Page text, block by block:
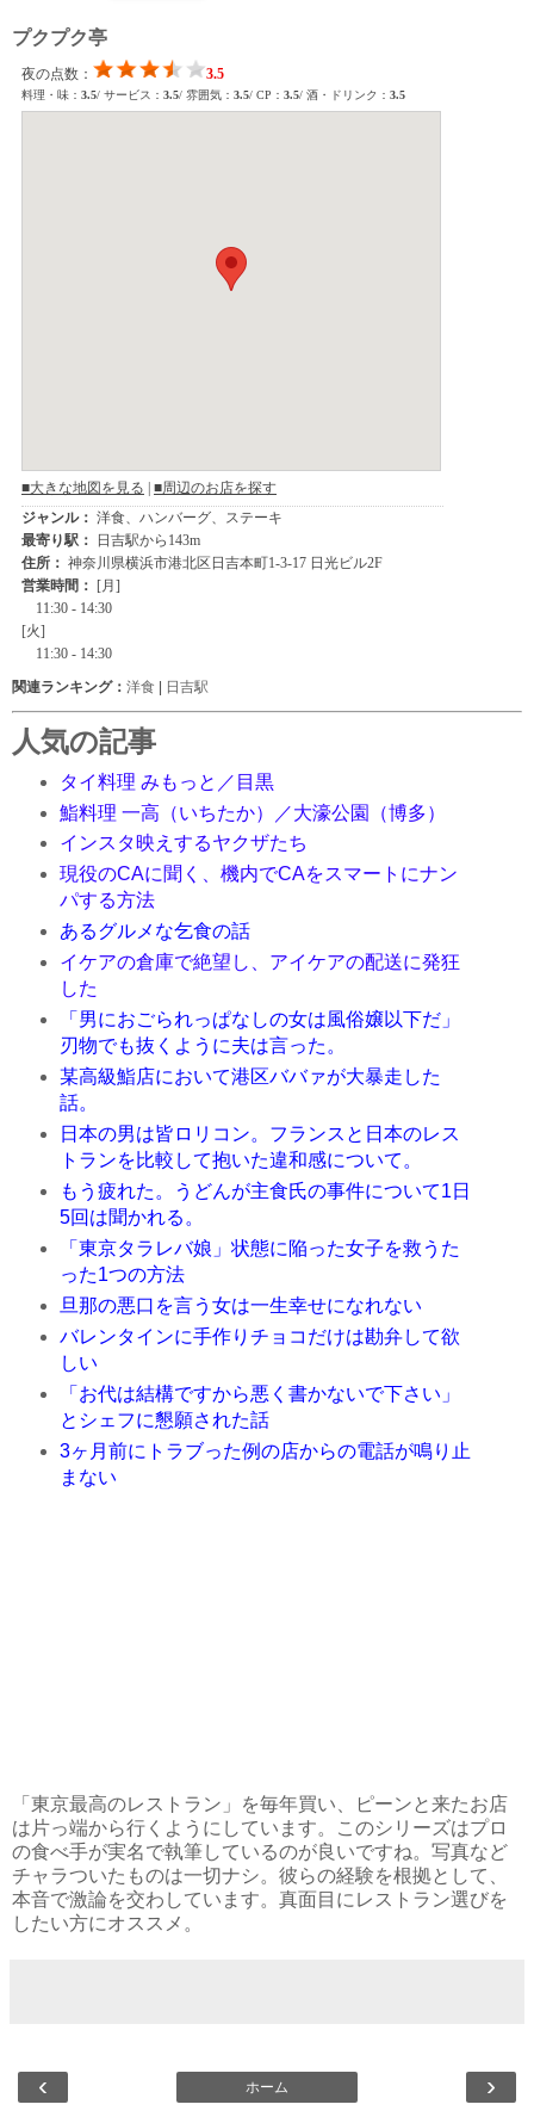
プクプク亭
関連ランキング： 洋食 | 日吉駅
人気の記事
タイ料理 みもっと／目黒
鮨料理 一高（いちたか）／大濠公園（博多）
インスタ映えするヤクザたち
現役のCAに聞く、機内でCAをスマートにナン
パする方法
あるグルメな乞食の話
イケアの倉庫で絶望し、アイケアの配送に発狂
した
「男におごられっぱなしの女は風俗嬢以下だ」
刃物でも抜くように夫は言った。
某高級鮨店において港区ババァが大暴走した
話。
日本の男は皆ロリコン。フランスと日本のレス
トランを比較して抱いた違和感について。
もう疲れた。うどんが主食氏の事件について1日
5回は聞かれる。
「東京タラレバ娘」状態に陥った女子を救うた
った1つの方法
旦那の悪口を言う女は一生幸せになれない
バレンタインに手作りチョコだけは勘弁して欲
しい
「お代は結構ですから悪く書かないで下さい」
とシェフに懇願された話
3ヶ月前にトラブった例の店からの電話が鳴り止
まない
「東京最高のレストラン」を毎年買い、ピーンと来たお店
は片っ端から行くようにしています。このシリーズはプロ
の食べ手が実名で執筆しているのが良いですね。写真など
チャラついたものは一切ナシ。彼らの経験を根拠として、
本音で激論を交わしています。真面目にレストラン選びを
したい方にオススメ。
‹ ›
ホーム